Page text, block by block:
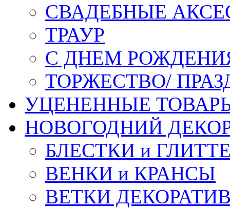
СВАДЕБНЫЕ
ТРАУР
С ДНЕМ
ТОРЖЕСТВО/
УЦЕНЕННЫЕ
НОВОГОДНИЙ
БЛЕСТКИ и
ВЕНКИ и КРАНСЫ
ВЕТКИ